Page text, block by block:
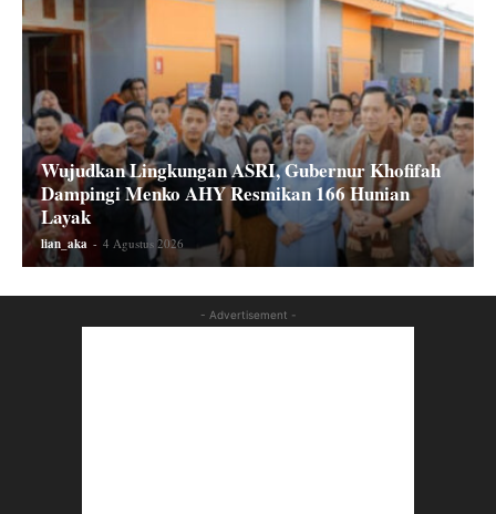
Wujudkan Lingkungan ASRI, Gubernur Khofifah
Dampingi Menko AHY Resmikan 166 Hunian
Layak
lian_aka - 4 Agustus 2026
- Advertisement -